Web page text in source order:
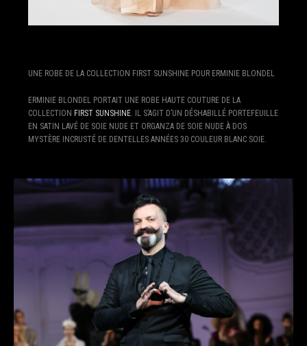
UNE ROBE DE LA COLLECTION FIRST SUNSHINE POUR ERMINIE BLONDEL
ERMINIE BLONDEL PORTAIT UNE ROBE HAUTE COUTURE DE LA
COLLECTION FIRST SUNSHINE. IL S’AGIT D’UN DÉSHABILLÉ PORTEFEUILLE
EN SATIN LAVÉ DE SOIE NUDE ET ORGANZA DE SOIE NUDE À DOS
MYSTÈRE INCRUSTÉ DE DENTELLES ANNÉES 30 COULEUR BLANC SOIE.